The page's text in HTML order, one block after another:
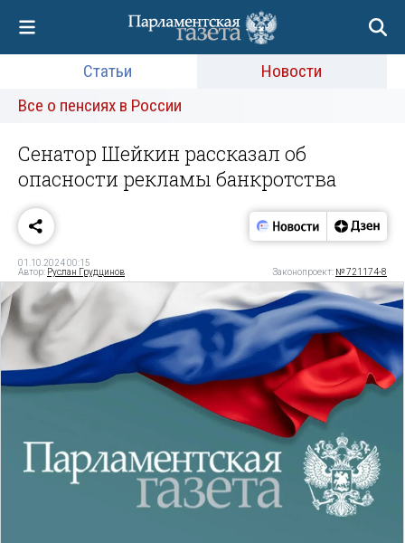
Статьи
Новости
Все о пенсиях в России
Сенатор Шейкин рассказал об
опасности рекламы банкротства
01.10.2024 00:15
Автор: Руслан Грудцинов Законопроект: № 721174-8